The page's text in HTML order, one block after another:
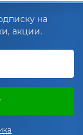
на
акции.